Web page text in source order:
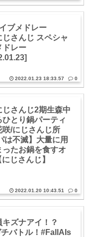
ブメドレー
じさんじ スペシャ
ドレー
2022.01.23 18:33.57 0
じさんじ2期生森中
とり鍋パーティ
咲/にじさんじ所
は不滅】大量に用
ったお鍋を食すオ
じさんじ】
2022.01.20 10:43.51 0
ズナアイ！？
バトル！#FallAIs​